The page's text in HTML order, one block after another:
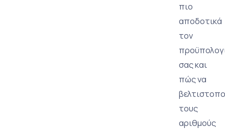
πιο
αποδοτικά
τον
σας και
πώς να
τους
αριθμούς